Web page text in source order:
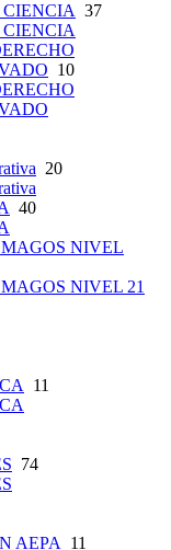
37
10
20
40
NIVEL
NIVEL 21
11
74
AEPA 11